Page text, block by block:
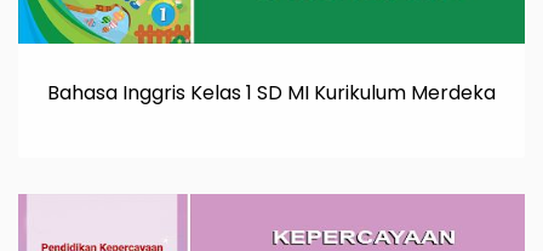
Bahasa Inggris Kelas 1 SD MI Kurikulum Merdeka